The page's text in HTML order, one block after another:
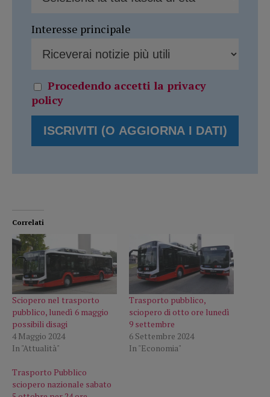
Interesse principale
Procedendo accetti la privacy
policy
Correlati
Sciopero nel trasporto
pubblico, lunedì 6 maggio
possibili disagi
4 Maggio 2024
In "Attualità"
Trasporto pubblico,
sciopero di otto ore lunedì
9 settembre
6 Settembre 2024
In "Economia"
Trasporto Pubblico
sciopero nazionale sabato